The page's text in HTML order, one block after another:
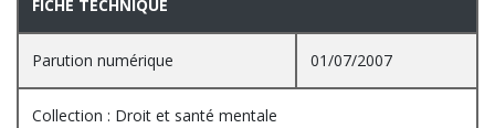
FICHE TECHNIQUE
Parution numérique 01/07/2007
Collection : Droit et santé mentale